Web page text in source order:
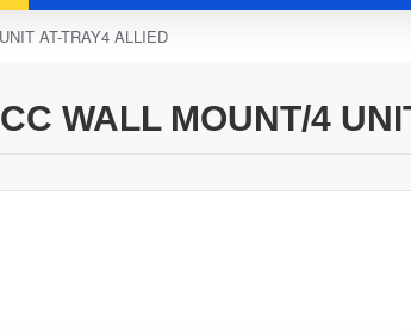
AT-TRAY4 ALLIED
WALL MOUNT/4